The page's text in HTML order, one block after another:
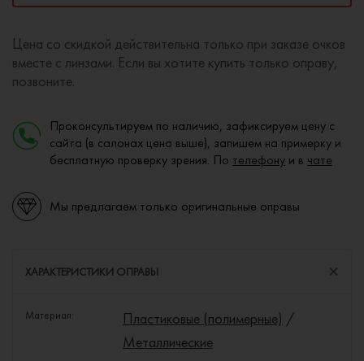
Цена со скидкой действительна только при заказе очков
вместе с линзами. Если вы хотите купить только оправу,
позвоните.
Проконсультируем по наличию, зафиксируем цену с
сайта (в салонах цена выше), запишем на примерку и
бесплатную проверку зрения. По телефону и в чате
Мы предлагаем только оригинальные оправы
ХАРАКТЕРИСТИКИ ОПРАВЫ
Материал: Пластиковые (полимерные) /
Металлические